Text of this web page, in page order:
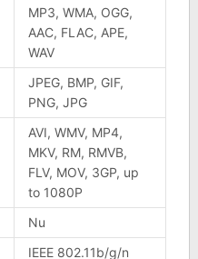
MP3, WMA, OGG,
AAC, FLAC, APE,
WAV
JPEG, BMP, GIF,
PNG, JPG
AVI, WMV, MP4,
MKV, RM, RMVB,
FLV, MOV, 3GP, up
to 1080P
Nu
IEEE 802.11b/g/n